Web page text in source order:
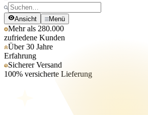
Ansicht Menü
Mehr als 280.000
zufriedene Kunden
Über 30 Jahre
Erfahrung
Sicherer Versand
100% versicherte Lieferung